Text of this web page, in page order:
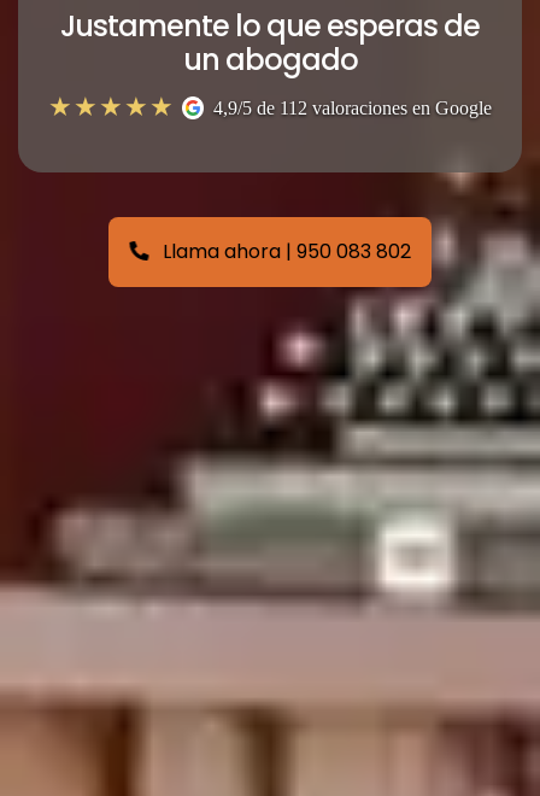
Justamente lo que esperas de
un abogado
4,9/5 de 112 valoraciones en Google
Llama ahora | 950 083 802